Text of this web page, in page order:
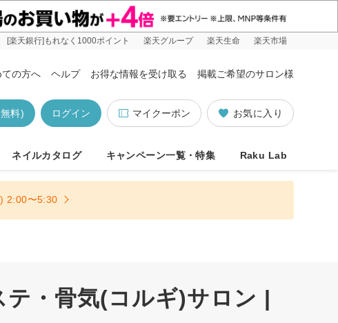
[楽天銀行]もれなく1000ポイント 楽天グループ 楽天生命 楽天市場
ての方へ ヘルプ お得な情報を受け取る 掲載ご希望のサロン様
お気に入り
マイクーポン
ログイン
料)
ネイルカタログ キャンペーン一覧・特集 Raku Lab
2:00〜5:30
・骨気(コルギ)サロン |